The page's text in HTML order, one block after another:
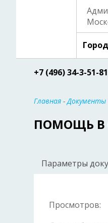
+7 (496) 34-3-51-81
Главная -Документы
ПОМОЩЬ В
Параметры
Просмотров: